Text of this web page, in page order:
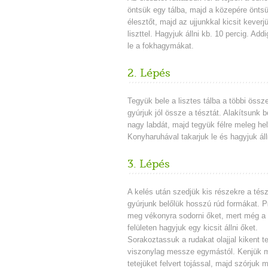
öntsük egy tálba, majd a közepére
élesztőt, majd az ujjunkkal kicsit
liszttel. Hagyjuk állni kb. 10 percig.
le a fokhagymákat.
2. Lépés
Tegyük bele a lisztes tálba a többi
gyúrjuk jól össze a tésztát. Alakítsunk
nagy labdát, majd tegyük félre meleg
Konyharuhával takarjuk le és hagyjuk
3. Lépés
A kelés után szedjük kis részekre a
gyúrjunk belőlük hosszú rúd formákat.
meg vékonyra sodorni őket, mert még
felületen hagyjuk egy kicsit állni őket.
Sorakoztassuk a rudakat olajjal kikent
viszonylag messze egymástól. Kenjük
tetejüket felvert tojással, majd szórjuk